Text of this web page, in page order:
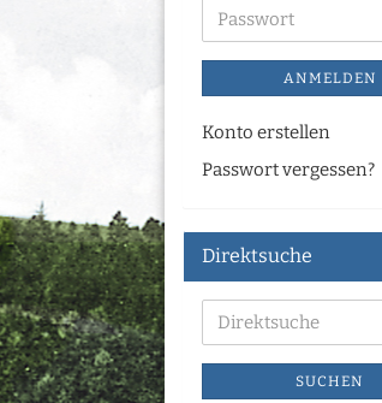
ANMELDEN
Konto erstellen
Passwort vergessen?
Direktsuche
SUCHEN